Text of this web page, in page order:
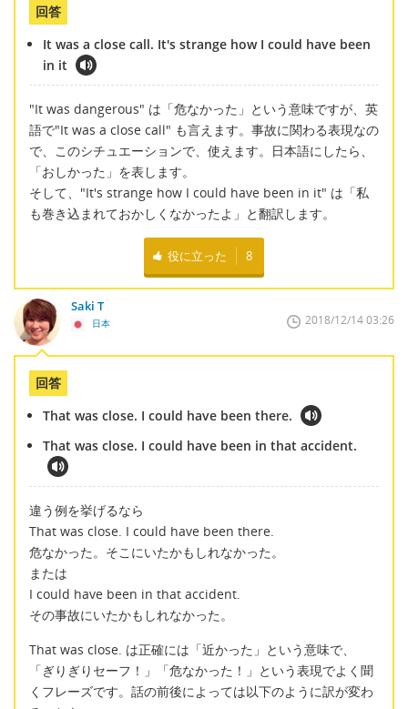
回答
It was a close call. It's strange how I could have been
in it
"It was dangerous" は「危なかった」という意味ですが、英
語で"It was a close call" も言えます。事故に関わる表現なの
で、このシチュエーションで、使えます。日本語にしたら、
「おしかった」を表します。
そして、"It's strange how I could have been in it" は「私
も巻き込まれておかしくなかったよ」と翻訳します。
役に立った 8
Saki T
日本 2018/12/14 03:26
回答
That was close. I could have been there.
That was close. I could have been in that accident.
違う例を挙げるなら
That was close. I could have been there.
危なかった。そこにいたかもしれなかった。
または
I could have been in that accident.
その事故にいたかもしれなかった。
That was close. は正確には「近かった」という意味で、
「ぎりぎりセーフ！」「危なかった！」という表現でよく聞
くフレーズです。話の前後によっては以下のように訳が変わ